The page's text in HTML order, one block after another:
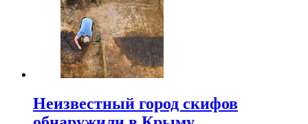
Неизвестный город скифов